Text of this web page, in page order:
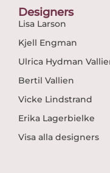
Designers
Lisa Larson
Kjell Engman
Ulrica Hydman
Bertil Vallien
Vicke Lindstrand
Erika Lagerbielke
Visa alla designers